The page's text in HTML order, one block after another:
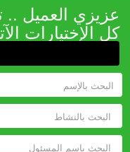
عزيزي العميل ..
كل الإختيارات